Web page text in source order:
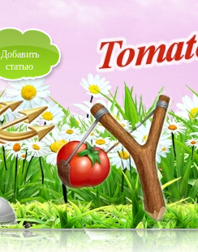
Добавить
статью